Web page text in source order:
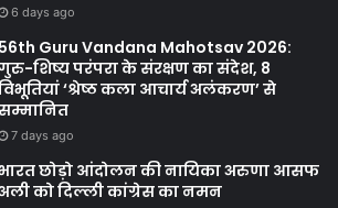
6 days ago
56th Guru Vandana Mahotsav 2026:
शिष्य परंपरा के संरक्षण का संदेश, 8
‘श्रेष्ठ कला आचार्य अलंकरण’ से
7 days ago
छोड़ो आंदोलन की नायिका अरुणा आसफ
को दिल्ली कांग्रेस का नमन